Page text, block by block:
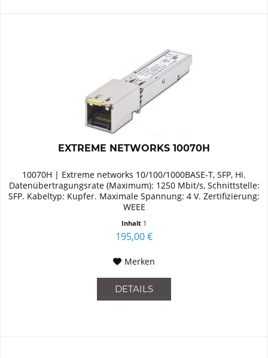
EXTREME NETWORKS 10070H
10070H | Extreme networks 10/100/1000BASE-T, SFP, Hi.
Datenübertragungsrate (Maximum): 1250 Mbit/s, Schnittstelle:
SFP. Kabeltyp: Kupfer. Maximale Spannung: 4 V. Zertifizierung:
WEEE
Inhalt 1
195,00 €
Merken
DETAILS